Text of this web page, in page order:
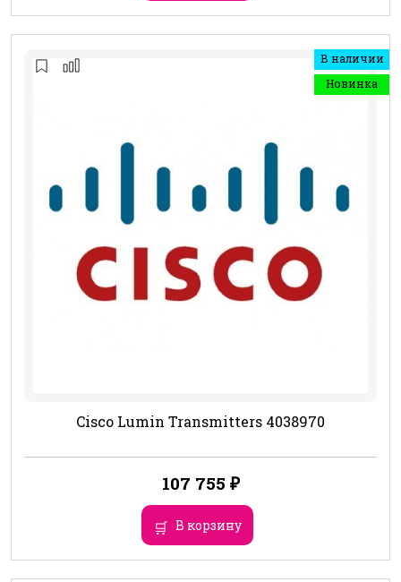
В наличии
Новинка
Cisco Lumin Transmitters 4038970
107 755 ₽
В корзину